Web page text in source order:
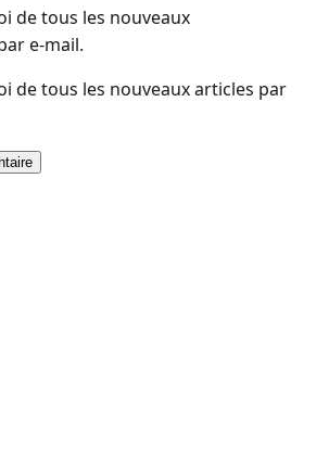
de tous les nouveaux
e-mail.
de tous les nouveaux articles par